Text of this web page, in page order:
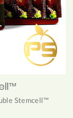
Stemcell™